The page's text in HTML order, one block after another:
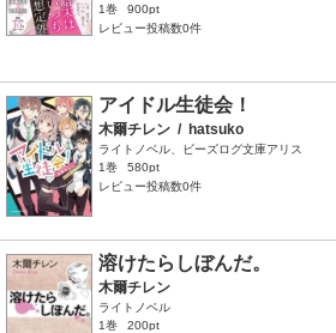
1巻
900pt
レビュー投稿数0件
アイドル生徒会！
木爾チレン / hatsuko
ライトノベル、ビーズログ文庫アリス
1巻
580pt
レビュー投稿数0件
溶けたらしぼんだ。
木爾チレン
ライトノベル
1巻
200pt